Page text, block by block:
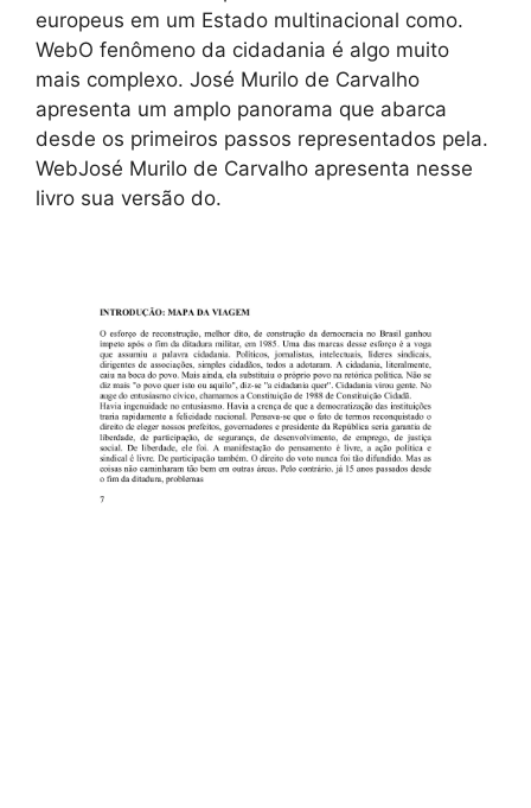
europeus em um Estado multinacional como.
WebO fenômeno da cidadania é algo muito
mais complexo. José Murilo de Carvalho
apresenta um amplo panorama que abarca
desde os primeiros passos representados pela.
WebJosé Murilo de Carvalho apresenta nesse
livro sua versão do.